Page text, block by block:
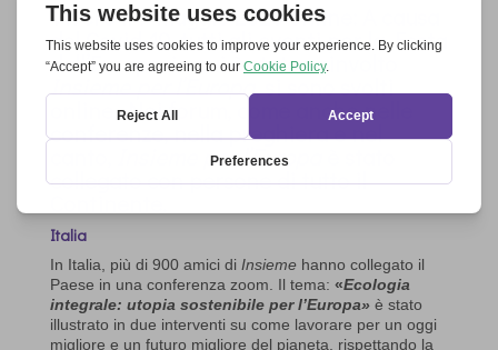
Vivere il 9 maggio 2020 online: A causa
del Covid-19, tutti gli eventi per la Festa
dell’Europa, in cui è stato coinvolto
Insieme per l’Europa, si sono svolti
online. Nei forum, come anche nelle
conferenze, nella preghiera e nel
Insieme per l’Europa
collegato con persone di tutto il
Italia
In Italia, più di 900 amici di Insiemehanno collegato il
Paese in una conferenza zoom. Il tema: «Ecologia
integrale: utopia sostenibile per l’Europa»è stato
illustrato in due interventi su come lavorare per un oggi
migliore e un futuro migliore del pianeta, rispettando la